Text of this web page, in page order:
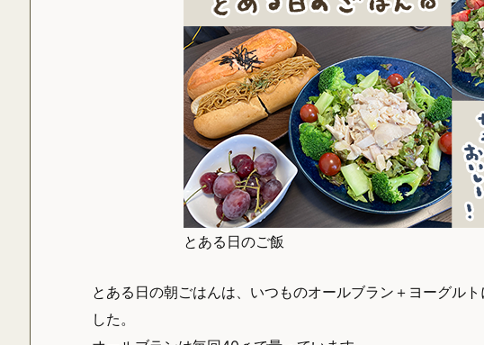
とある日のご飯
とある日の朝ごはんは、いつものオールブラン＋ヨーグル
した。